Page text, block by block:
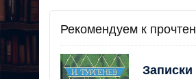
Рекомендуем к
Записки